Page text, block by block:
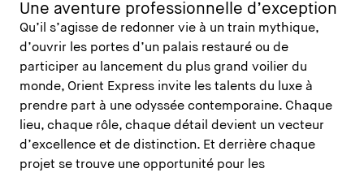
Une aventure professionnelle d’exception
Qu’il s’agisse de redonner vie à un train mythique,
d’ouvrir les portes d’un palais restauré ou de
participer au lancement du plus grand voilier du
monde, Orient Express invite les talents du luxe à
prendre part à une odyssée contemporaine. Chaque
lieu, chaque rôle, chaque détail devient un vecteur
d’excellence et de distinction. Et derrière chaque
projet se trouve une opportunité pour les